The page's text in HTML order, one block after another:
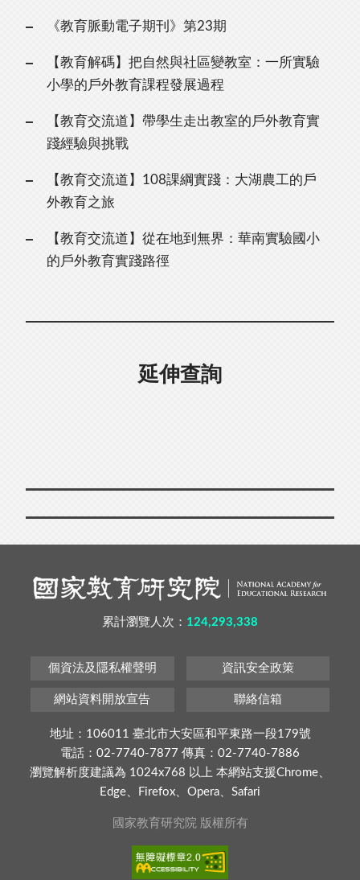
《教育脈動電子期刊》第23期
【教育解碼】把⾃然與社區變教室：⼀所實驗
⼩學的⼾外教育課程發展過程
【教育交流道】帶學⽣⾛出教室的⼾外教育實
踐經驗與挑戰
【教育交流道】108課綱實踐：⼤湖農⼯的⼾
外教育之旅
【教育交流道】從在地到無界：華南實驗國⼩
的⼾外教育實踐路徑
延伸查詢
累計瀏覽人次： 124,293,338
個資法及隱私權聲明 資訊安全政策
網站資料開放宣告 聯絡信箱
地址：106011 臺北市大安區和平東路一段179號
電話：02-7740-7877 傳真：02-7740-7886
瀏覽解析度建議為 1024x768 以上 本網站支援Chrome、
Edge、Firefox、Opera、Safari
國家教育研究院 版權所有